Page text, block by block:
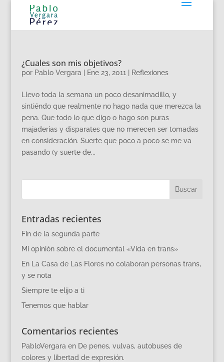
¿Cuales son mis objetivos?
por Pablo Vergara Ene 23, 2011 Reflexiones
Llevo toda la semana un poco desanimadillo, y
sintiéndo que realmente no hago nada que merezca la
pena. Que todo lo que digo o hago son puras
majaderías y disparates que no merecen ser tomadas
en consideración. Suerte que poco a poco se me va
pasando (y suerte de...
Entradas recientes
Fin de la segunda parte
Mi opinión sobre el documental «Vida en trans»
En La Casa de Las Flores no colaboran personas trans,
y se nota
Siempre te elijo a ti
Tenemos que hablar
Comentarios recientes
PabloVergara en De penes, vulvas, autobuses de
colores y libertad de expresión.